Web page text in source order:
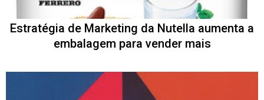
Estratégia de Marketing da Nutella aumenta a
embalagem para vender mais